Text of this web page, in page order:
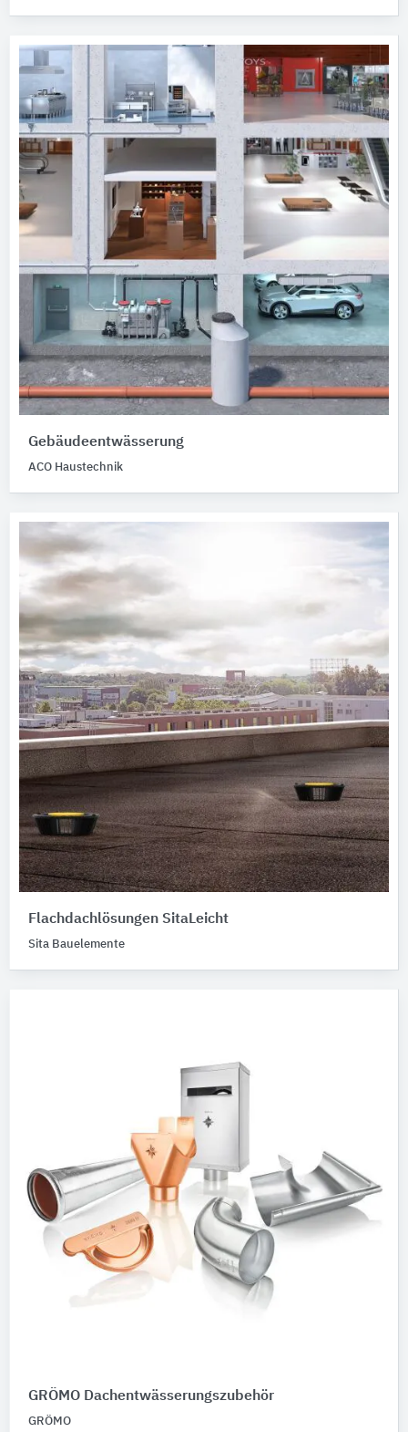
Gebäudeentwässerung
ACO Haustechnik
Flachdachlösungen SitaLeicht
Sita Bauelemente
GRÖMO Dachentwässerungszubehör
GRÖMO